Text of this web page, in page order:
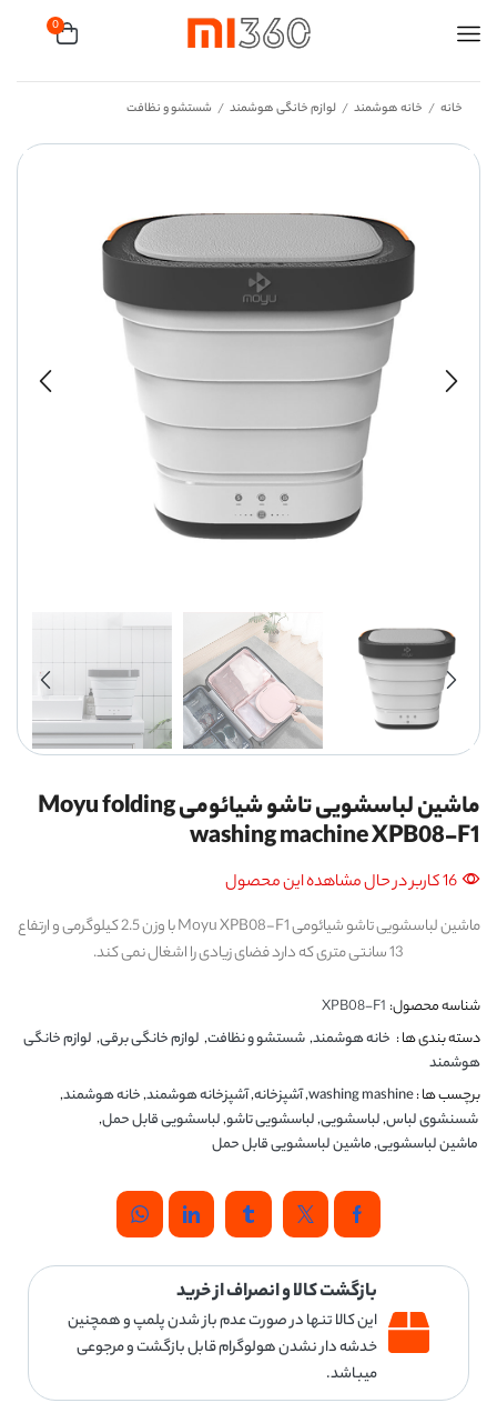
0
خانه / خانه هوشمند / لوازم خانگی هوشمند / شستشو و نظافت
ماشین لباسشویی تاشو شیائومی Moyu folding
washing machine XPB08-F1
16 کاربر در حال مشاهده این محصول
ماشین لباسشویی تاشو شیائومی Moyu XPB08-F1 با وزن 2.5 کیلوگرمی و ارتفاع
13 سانتی متری که دارد فضای زیادی را اشغال نمی کند.
شناسه محصول: XPB08-F1
دسته بندی ها : خانه هوشمند,شستشو و نظافت, لوازم خانگی برقی, لوازم خانگی
هوشمند
برچسب ها :washing mashine
,آشپزخانه,آشپزخانه هوشمند,خانه هوشمند,
شسنشوی لباس,لباسشویی,لباسشویی تاشو,لباسشویی قابل حمل,
ماشین لباسشویی,ماشین لباسشویی قابل حمل
بازگشت کالا و انصراف از خرید
این کالا تنها در صورت عدم باز شدن پلمپ و همچنین
خدشه دار نشدن هولوگرام قابل بازگشت و مرجوعی
میباشد.